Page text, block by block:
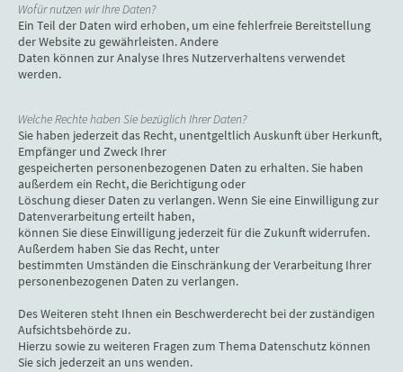
Wofür nutzen wir Ihre Daten?
Ein Teil der Daten wird erhoben, um eine fehlerfreie Bereitstellung
der Website zu gewährleisten. Andere
Daten können zur Analyse Ihres Nutzerverhaltens verwendet
werden.
Welche Rechte haben Sie bezüglich Ihrer Daten?
Sie haben jederzeit das Recht, unentgeltlich Auskunft über Herkunft,
Empfänger und Zweck Ihrer
gespeicherten personenbezogenen Daten zu erhalten. Sie haben
außerdem ein Recht, die Berichtigung oder
Löschung dieser Daten zu verlangen. Wenn Sie eine Einwilligung zur
Datenverarbeitung erteilt haben,
können Sie diese Einwilligung jederzeit für die Zukunft widerrufen.
Außerdem haben Sie das Recht, unter
bestimmten Umständen die Einschränkung der Verarbeitung Ihrer
personenbezogenen Daten zu verlangen.
Des Weiteren steht Ihnen ein Beschwerderecht bei der zuständigen
Aufsichtsbehörde zu.
Hierzu sowie zu weiteren Fragen zum Thema Datenschutz können
Sie sich jederzeit an uns wenden.